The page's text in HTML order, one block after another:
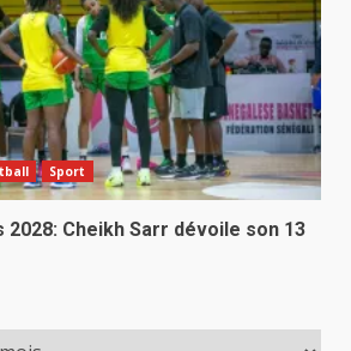
Sport
2028: Cheikh Sarr dévoile son 13